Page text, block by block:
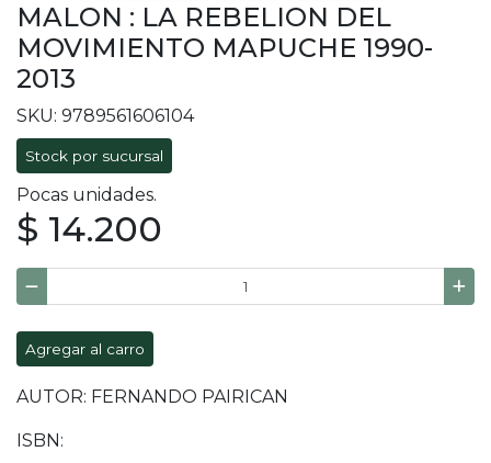
MALON : LA REBELION DEL
MOVIMIENTO MAPUCHE 1990-
2013
SKU: 9789561606104
Stock por sucursal
Pocas unidades.
$ 14.200
Agregar al carro
AUTOR: FERNANDO PAIRICAN
ISBN: